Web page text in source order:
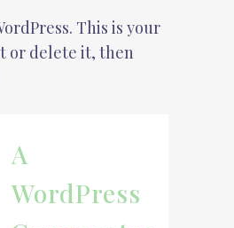
This is your
or delete it, then
A
WordPress